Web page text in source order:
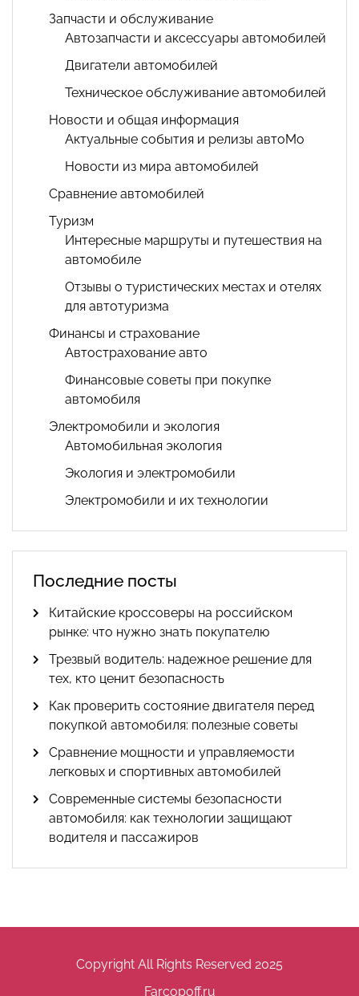
Запчасти и обслуживание
Автозапчасти и аксессуары автомобилей
Двигатели автомобилей
Техническое обслуживание автомобилей
Новости и общая информация
Актуальные события и релизы автоМо
Новости из мира автомобилей
Сравнение автомобилей
Туризм
Интересные маршруты и путешествия на
автомобиле
Отзывы о туристических местах и отелях
для автотуризма
Финансы и страхование
Автострахование авто
Финансовые советы при покупке
автомобиля
Электромобили и экология
Автомобильная экология
Экология и электромобили
Электромобили и их технологии
Последние посты
Китайские кроссоверы на российском
рынке: что нужно знать покупателю
Трезвый водитель: надежное решение для
тех, кто ценит безопасность
Как проверить состояние двигателя перед
покупкой автомобиля: полезные советы
Сравнение мощности и управляемости
легковых и спортивных автомобилей
Современные системы безопасности
автомобиля: как технологии защищают
водителя и пассажиров
Copyright All Rights Reserved 2025
Farcopoff.ru